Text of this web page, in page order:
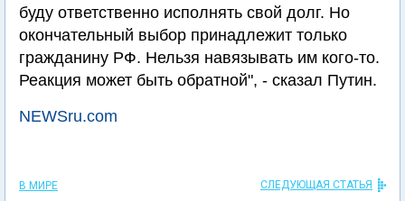
буду ответственно исполнять свой долг. Но
окончательный выбор принадлежит только
гражданину РФ. Нельзя навязывать им кого-то.
Реакция может быть обратной", - сказал Путин.
NEWSru.com
В МИРЕ СЛЕДУЮЩАЯ СТАТЬЯ